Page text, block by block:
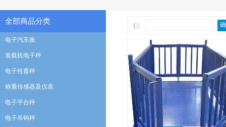
全部商品分类
电子汽车衡
装载机电子秤
电子牲畜秤
称重传感器及仪表
电子平台秤
电子吊钩秤